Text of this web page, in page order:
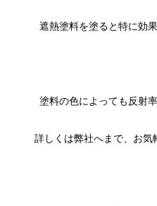
遮熱塗料を塗ると特に効
塗料の色によっても反射
詳しくは弊社へまで、お気